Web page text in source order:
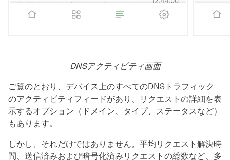
DNSアクティビティ画面
ご覧のとおり、デバイス上のすべてのDNSトラフィック
のアクティビティフィードがあり、リクエストの詳細を表
示するオプション（ドメイン、タイプ、ステータスなど）
もあります。
しかし、それだけではありません。平均リクエスト解決時
間、送信済みおよび暗号化済みリクエストの総数など、多